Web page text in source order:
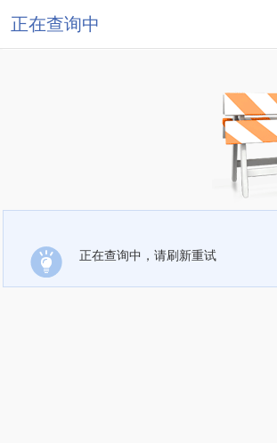
正在查询中
正在查询中，请刷新重试